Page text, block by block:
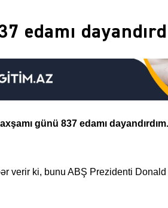
edamı
günü 837 edamı
verir ki, bunu ABŞ Prezidenti Donald